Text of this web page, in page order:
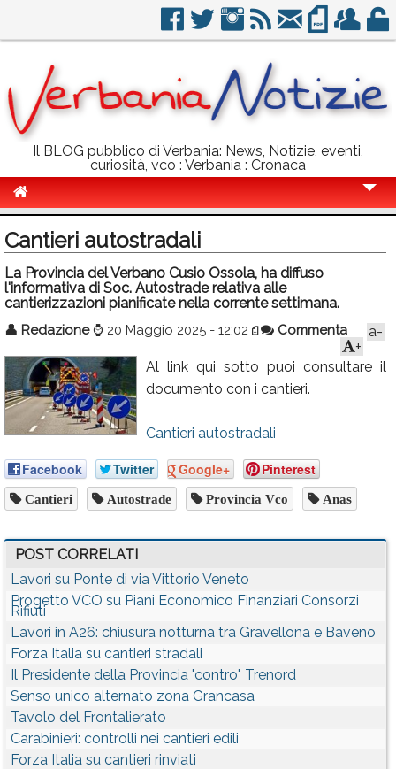
Il BLOG pubblico di Verbania: News, Notizie, eventi,
curiosità, vco : Verbania : Cronaca
Politica
Sport
Eventi
Info Utili
Rubriche
Calendario
Cantieri autostradali
La Provincia del Verbano Cusio Ossola, ha diffuso
l'informativa di Soc. Autostrade relativa alle
cantierizzazioni pianificate nella corrente settimana.
👤 Redazione ⌚ 20 Maggio 2025 - 12:02 Commenta
a-
+
Al link qui sotto puoi consultare il
documento con i cantieri.
Cantieri autostradali
Facebook Twitter Google+ Pinterest
Cantieri Autostrade Provincia Vco Anas
POST CORRELATI
Lavori su Ponte di via Vittorio Veneto
Progetto VCO su Piani Economico Finanziari Consorzi
Rifiuti
Lavori in A26: chiusura notturna tra Gravellona e Baveno
Forza Italia su cantieri stradali
Il Presidente della Provincia "contro" Trenord
Senso unico alternato zona Grancasa
Tavolo del Frontalierato
Carabinieri: controlli nei cantieri edili
Forza Italia su cantieri rinviati